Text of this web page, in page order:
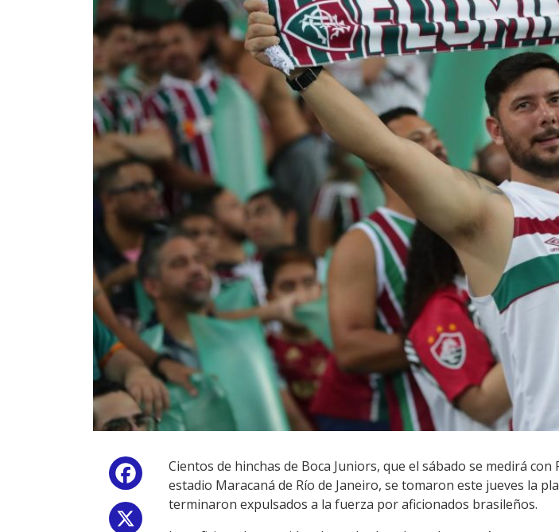
Facebook
Cientos de hinchas de Boca Juniors, que el sábado se medirá
estadio Maracaná de Río de Janeiro, se tomaron este jueves la
terminaron expulsados a la fuerza por aficionados brasileños.